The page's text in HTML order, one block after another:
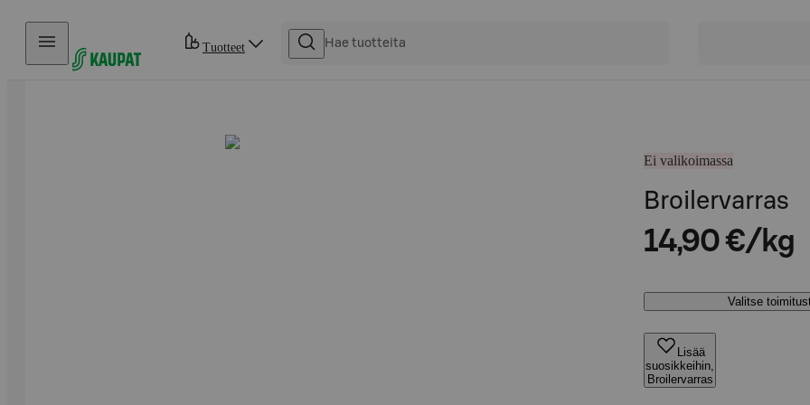
Hyppää sisältöön
Tuotteet
Ei valikoimassa
Broilervarras
14,90 €/kg
Valitse
Lisää
suosikkeihin,
Broilervarras